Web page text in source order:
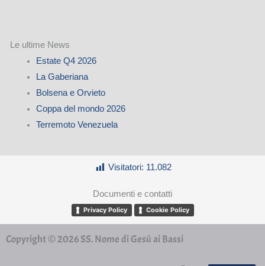
Le ultime News
Estate Q4 2026
La Gaberiana
Bolsena e Orvieto
Coppa del mondo 2026
Terremoto Venezuela
Visitatori: 11.082
Documenti e contatti
Privacy Policy Cookie Policy
Copyright © 2026 SS. Nome di Gesù ai Bassi